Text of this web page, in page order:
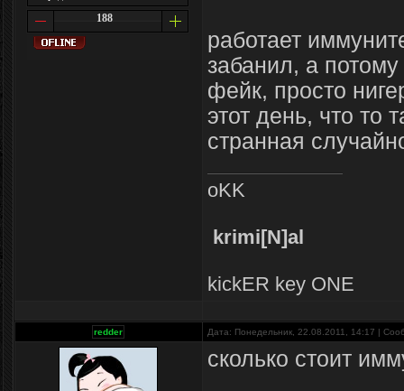
188
работает
забанил, а потому
фейк, просто
этот день, что то
странная
oKK
krimi[N]al
kickER key ONE
redder Дата: Понедельник, 22.08.2011, 14:17 |
сколько стоит